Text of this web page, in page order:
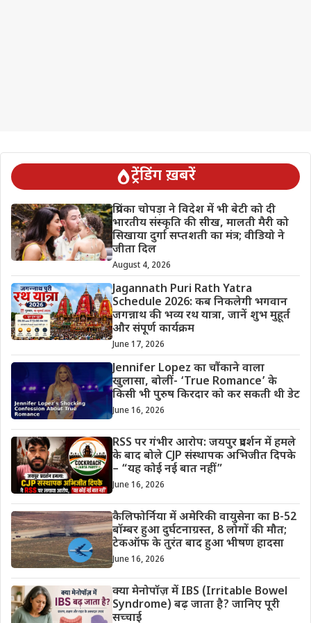
ट्रेंडिंग ख़बरें
प्रियंका चोपड़ा ने विदेश में भी बेटी को दी
भारतीय संस्कृति की सीख, मालती मैरी को
सिखाया दुर्गा सप्तशती का मंत्र; वीडियो ने
जीता दिल
August 4, 2026
Jagannath Puri Rath Yatra
Schedule 2026: कब निकलेगी भगवान
जगन्नाथ की भव्य रथ यात्रा, जानें शुभ मुहूर्त
और संपूर्ण कार्यक्रम
June 17, 2026
Jennifer Lopez का चौंकाने वाला
खुलासा, बोलीं- ‘True Romance’ के
किसी भी पुरुष किरदार को कर सकती थी डेट
June 16, 2026
RSS पर गंभीर आरोप: जयपुर प्रदर्शन में हमले
के बाद बोले CJP संस्थापक अभिजीत दिपके
– “यह कोई नई बात नहीं”
June 16, 2026
कैलिफोर्निया में अमेरिकी वायुसेना का B-52
बॉम्बर हुआ दुर्घटनाग्रस्त, 8 लोगों की मौत;
टेकऑफ के तुरंत बाद हुआ भीषण हादसा
June 16, 2026
क्या मेनोपॉज़ में IBS (Irritable Bowel
Syndrome) बढ़ जाता है? जानिए पूरी
सच्चाई